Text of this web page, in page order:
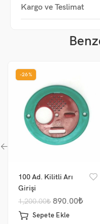
Kargo ve Teslimat
-26%
100 Ad. Kilitli Arı
Girişi
1,200.00₺ 890.00₺
Sepete Ekle